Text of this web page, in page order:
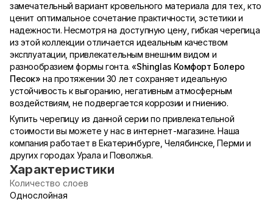
замечательный вариант кровельного материала для тех, кто
ценит оптимальное сочетание практичности, эстетики и
надежности. Несмотря на доступную цену, гибкая черепица
из этой коллекции отличается идеальным качеством
эксплуатации, привлекательным внешним видом и
разнообразием формы гонта. «Shinglas Комфорт Болеро
Песок»на протяжении 30 лет сохраняет идеальную
устойчивость к выгоранию, негативным атмосферным
воздействиям, не подвергается коррозии и гниению.
Купить черепицу из данной серии по привлекательной
стоимости вы можете у нас в интернет-магазине. Наша
компания работает в Екатеринбурге, Челябинске, Перми и
других городах Урала и Поволжья.
Характеристики
Количество слоев
Однослойная